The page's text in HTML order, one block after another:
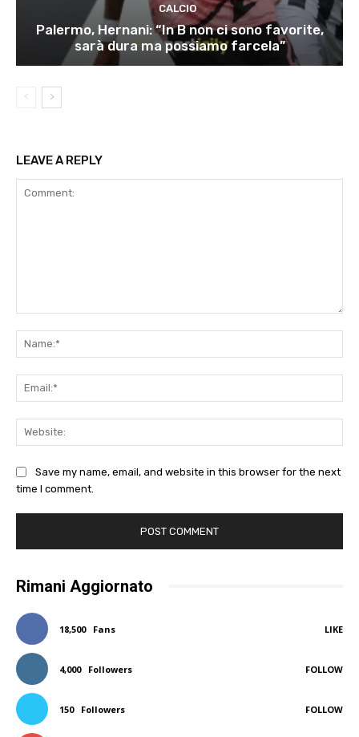
CALCIO
Palermo, Hernani: “In B non ci sono favorite,
sarà dura ma possiamo farcela”
LEAVE A REPLY
Save my name, email, and website in this browser for the next
time I comment.
Rimani Aggiornato
18,500 Fans LIKE
4,000 Followers FOLLOW
150 Followers FOLLOW